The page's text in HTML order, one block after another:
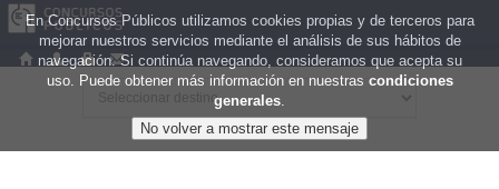
En Concursos Públicos utilizamos cookies propias y de terceros para
mejorar nuestros servicios mediante el análisis de sus hábitos de
navegación. Si continúa navegando, consideramos que acepta su
uso. Puede obtener más información en nuestras condiciones
generales.